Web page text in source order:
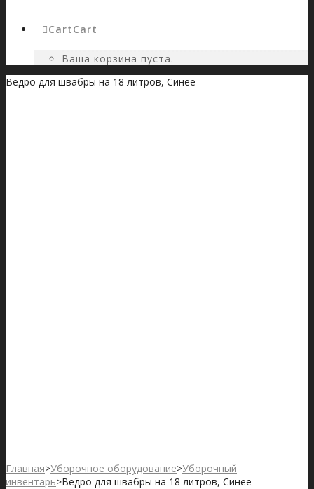
CartCart
Ваша корзина пуста.
Ведро для швабры на 18 литров, Синее
Главная>Уборочное оборудование>Уборочный
инвентарь>Ведро для швабры на 18 литров, Синее